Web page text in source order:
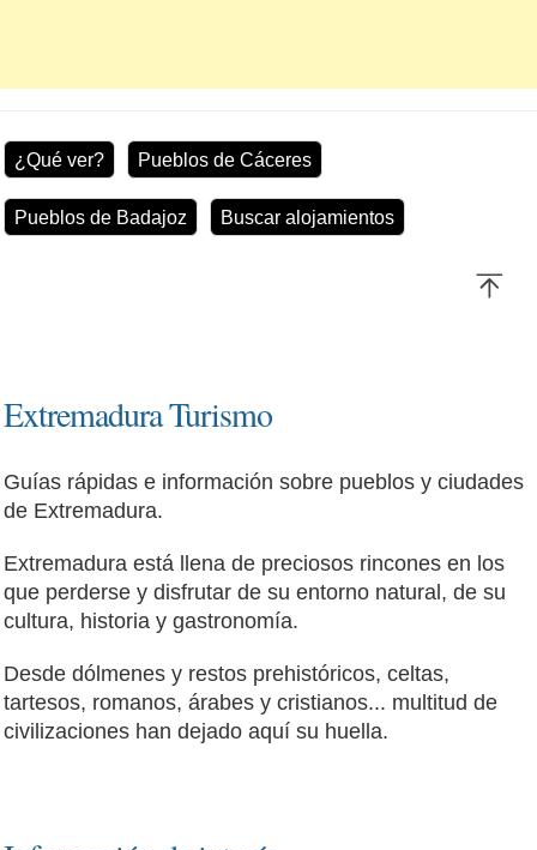
¿Qué ver? Pueblos de Cáceres
Pueblos de Badajoz Buscar alojamientos
Extremadura Turismo
Guías rápidas e información sobre pueblos y ciudades
de Extremadura.
Extremadura está llena de preciosos rincones en los
que perderse y disfrutar de su entorno natural, de su
cultura, historia y gastronomía.
Desde dólmenes y restos prehistóricos, celtas,
tartesos, romanos, árabes y cristianos... multitud de
civilizaciones han dejado aquí su huella.